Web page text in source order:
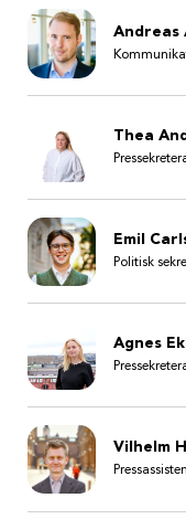
Andreas
Thea
Emil
Politisk
Agnes
Vilhelm